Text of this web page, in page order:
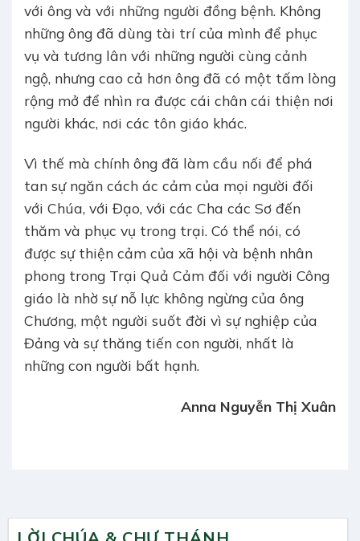
với ông và với những người đồng bệnh. Không
những ông đã dùng tài trí của mình để phục
vụ và tương lân với những người cùng cảnh
ngộ, nhưng cao cả hơn ông đã có một tấm lòng
rộng mở để nhìn ra được cái chân cái thiện nơi
người khác, nơi các tôn giáo khác.
Vì thế mà chính ông đã làm cầu nối để phá
tan sự ngăn cách ác cảm của mọi người đối
với Chúa, với Đạo, với các Cha các Sơ đến
thăm và phục vụ trong trại. Có thể nói, có
được sự thiện cảm của xã hội và bệnh nhân
phong trong Trại Quả Cảm đối với người Công
giáo là nhờ sự nỗ lực không ngừng của ông
Chương, một người suốt đời vì sự nghiệp của
Đảng và sự thăng tiến con người, nhất là
những con người bất hạnh.
Anna Nguyễn Thị Xuân